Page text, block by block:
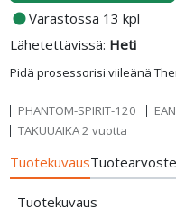
Pidä prosessorisi viileänä
fiber_manual_recordVarastossa 13 kpl
Lähetettävissä: Heti
PHANTOM-SPIRIT-120 EAN
TAKUUAIKA 2 vuotta
Tuotekuvaus
Tuotekuvaus